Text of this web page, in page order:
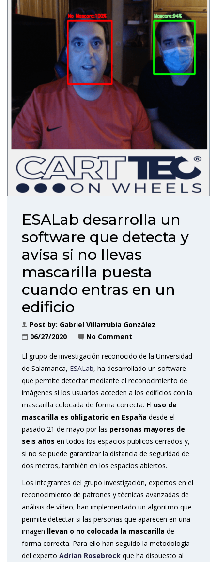
ESALab desarrolla un
software que detecta y
avisa si no llevas
mascarilla puesta
cuando entras en un
edificio
Post by: Gabriel Villarrubia González
06/27/2020
No Comment
El grupo de investigación reconocido de la Universidad
de Salamanca, ESALab, ha desarrollado un software
que permite detectar mediante el reconocimiento de
imágenes si los usuarios acceden a los edificios con la
mascarilla colocada de forma correcta. El uso de
mascarilla es obligatorio en España desde el
pasado 21 de mayo por las personas mayores de
seis años en todos los espacios públicos cerrados y,
si no se puede garantizar la distancia de seguridad de
dos metros, también en los espacios abiertos.
Los integrantes del grupo investigación, expertos en el
reconocimiento de patrones y técnicas avanzadas de
análisis de vídeo, han implementado un algoritmo que
permite detectar si las personas que aparecen en una
imagen llevan o no colocada la mascarilla de
forma correcta. Para ello han seguido la metodología
del experto Adrian Rosebrock que ha dispuesto al